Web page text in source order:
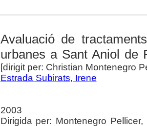
Avaluació de
urbanes a Sant Aniol de
[dirigit per: Christian Montenegro
Estrada Subirats, Irene
2003
Dirigida per: Montenegro